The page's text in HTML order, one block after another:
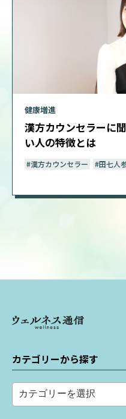
HOME
すべての記
お役立ち
健康増進
漢方カウンセラーに
い人の特徴とは
#漢方カウンセラー
#田七人
カテゴリーから探す